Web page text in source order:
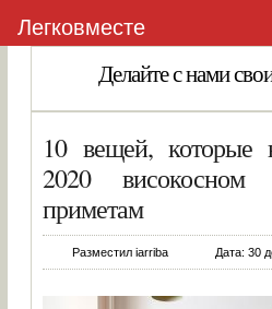
Делайте с нами
10 вещей, которые
2020 високосном
приметам
Разместил iarriba Дата: 30
Легковместе